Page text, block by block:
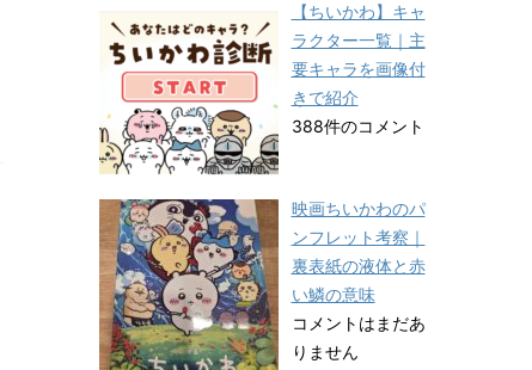
【ちいかわ】キャ
ラクター一覧｜主
要キャラを画像付
きで紹介
388件のコメント
映画ちいかわのパ
ンフレット考察｜
裏表紙の液体と赤
い鱗の意味
コメントはまだあ
りません